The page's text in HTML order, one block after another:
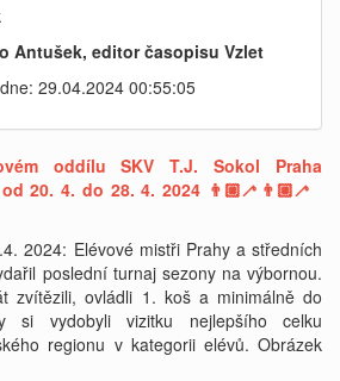
Antušek, editor časopisu Vzlet
dne: 29.04.2024 00:55:05
oddílu SKV T.J. Sokol Praha
20. 4. do 28. 4. 2024 👨🏼‍🦯👨🏼‍🦯
2024: Elévové mistři Prahy a středních
poslední turnaj sezony na výbornou.
zvítězili, ovládli 1. koš a minimálně do
si vydobyli vizitku nejlepšího celku
regionu v kategorii elévů. Obrázek